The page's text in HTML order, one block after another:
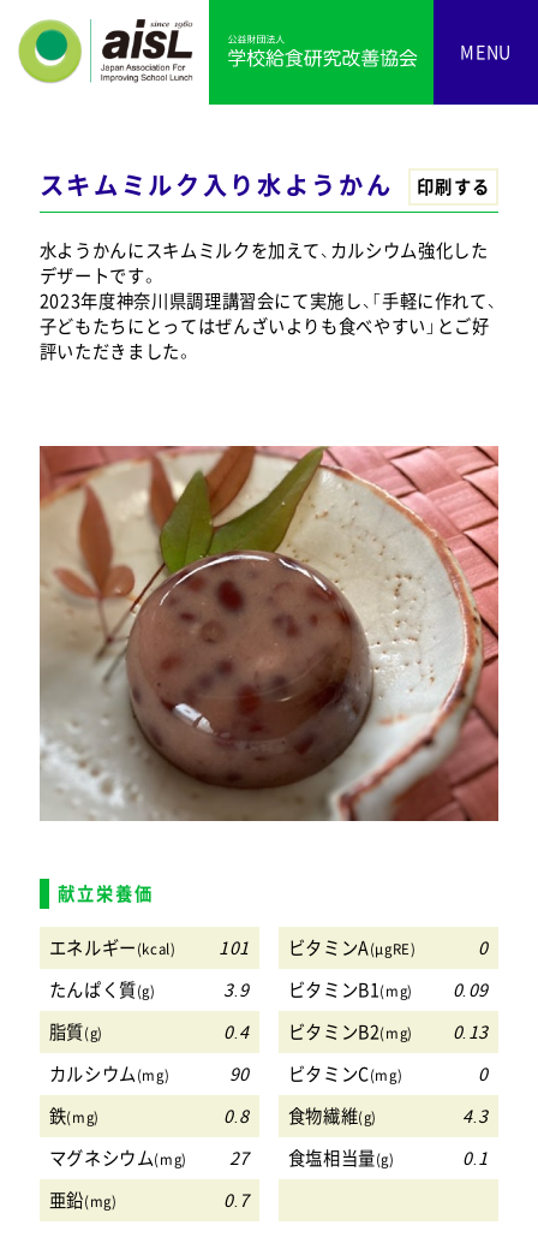
MENU
スキムミルク入り水ようかん 印刷する
水ようかんにスキムミルクを加えて、カルシウム強化した
デザートです。
2023年度神奈川県調理講習会にて実施し、「手軽に作れて、
子どもたちにとってはぜんざいよりも食べやすい」とご好
評いただきました。
献立栄養価
エネルギー(kcal) 101 ビタミンA(μgRE)
0
たんぱく質(g) 3.9 ビタミンB1(mg)
0.09
脂質(g) 0.4 ビタミンB2(mg)
0.13
カルシウム(mg) 90 ビタミンC(mg)
0
鉄(mg) 0.8 食物繊維(g)
4.3
マグネシウム(mg) 27 食塩相当量(g)
0.1
亜鉛(mg) 0.7